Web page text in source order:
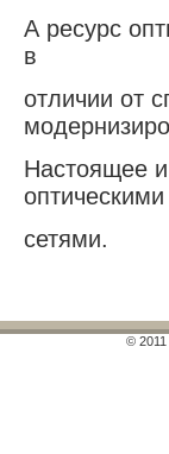
А ресурс
в
отличии от
Настоящее
оптическими
сетями.
©